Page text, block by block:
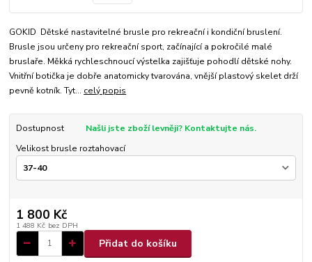
GOKID Dětské nastavitelné brusle pro rekreační i kondiční bruslení.
Brusle jsou určeny pro rekreační sport, začínající a pokročilé malé
bruslaře. Měkká rychleschnoucí výstelka zajišťuje pohodlí dětské nohy.
Vnitřní botička je dobře anatomicky tvarována, vnější plastový skelet drží
pevně kotník. Tyt... celý popis
Dostupnost
Našli jste zboží levněji? Kontaktujte nás.
Velikost brusle roztahovací
1 800 Kč
1 488 Kč bez DPH
Přidat do košíku